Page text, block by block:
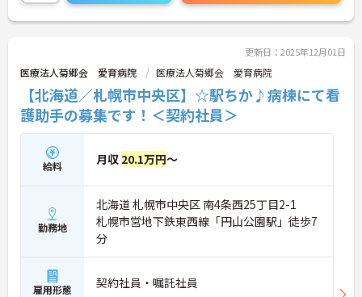
更新日：2025年12月01日
医療法人菊郷会 愛育病院 医療法人菊郷会 愛育病院
【北海道／札幌市中央区】☆駅ちか♪病棟にて看
護助手の募集です！＜契約社員＞
給料 月収 20.1万円～
勤務地
北海道 札幌市中央区 南4条西25丁目2-1
札幌市営地下鉄東西線「円山公園駅」徒歩7
分
雇用形態 契約社員・嘱託社員